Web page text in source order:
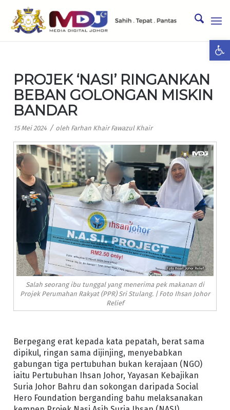
PROJEK ‘NASI’ RINGANKAN
BEBAN GOLONGAN MISKIN
BANDAR
15 Mei 2024 / oleh Farhan Khair Fawazul Khair
Salah seorang ibu tunggal yang menerima pek makanan di
Projek Perumahan Rakyat (PPR) Sri Stulang. | Foto Ihsan Johor
Relief
Berpegang erat kepada kata pepatah, berat sama
dipikul, ringan sama dijinjing, menyebabkan
gabungan tiga pertubuhan bukan kerajaan (NGO)
iaitu Pertubuhan Ihsan Johor, Yayasan Kebajikan
Suria Johor Bahru dan sokongan daripada Social
Hero Foundation berganding bahu melaksanakan